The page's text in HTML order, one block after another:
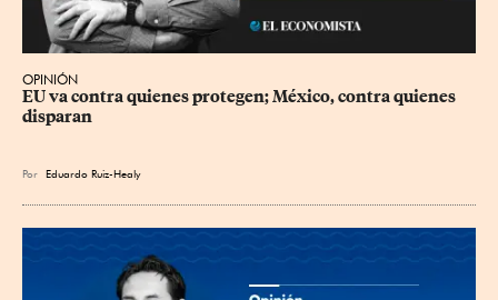
OPINIÓN
EU va contra quienes protegen; México, contra quienes
disparan
Por Eduardo Ruiz-Healy